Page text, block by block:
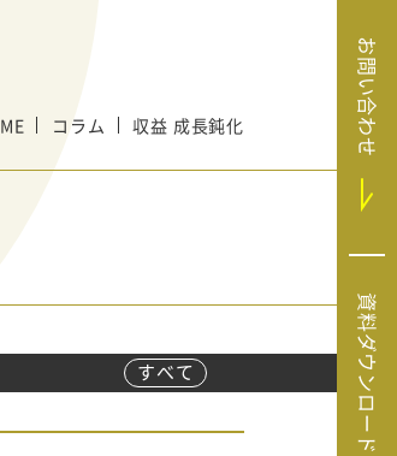
ジタルテクノロジー
システムエンジニア
と対応迅速化｜フリーウ
コラム 収益 成長鈍化
すべて
お問い合わせ
資料ダウンロード